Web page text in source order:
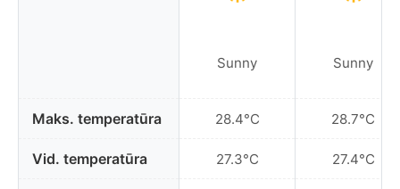
Maks. temperatūra
Vid. temperatūra
Sunny
28.4°C
27.3°C
Sunny
28.7°C
27.4°C